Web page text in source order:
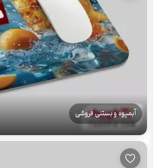
آبمیوه و بستنی فروشی